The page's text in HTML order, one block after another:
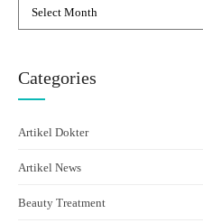
Categories
Artikel Dokter
Artikel News
Beauty Treatment